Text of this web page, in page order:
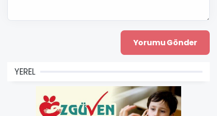
YEREL